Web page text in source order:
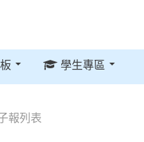
學生專區
報列表